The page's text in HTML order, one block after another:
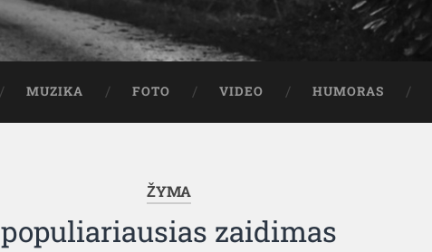
MUZIKA FOTO VIDEO HUMORAS
ŽYMA
populiariausias zaidimas